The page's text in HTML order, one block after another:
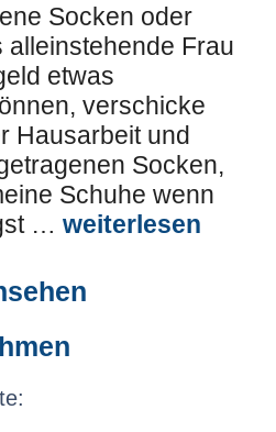
Socken oder
alleinstehende Frau
etwas
verschicke
Hausarbeit und
Socken,
Schuhe wenn
… weiterlesen